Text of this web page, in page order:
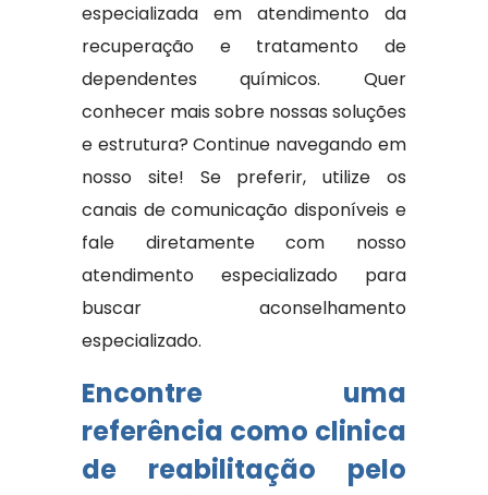
especializada em atendimento da
recuperação e tratamento de
dependentes químicos. Quer
conhecer mais sobre nossas soluções
e estrutura? Continue navegando em
nosso site! Se preferir, utilize os
canais de comunicação disponíveis e
fale diretamente com nosso
atendimento especializado para
buscar aconselhamento
especializado.
Encontre uma
referência como clinica
de reabilitação pelo